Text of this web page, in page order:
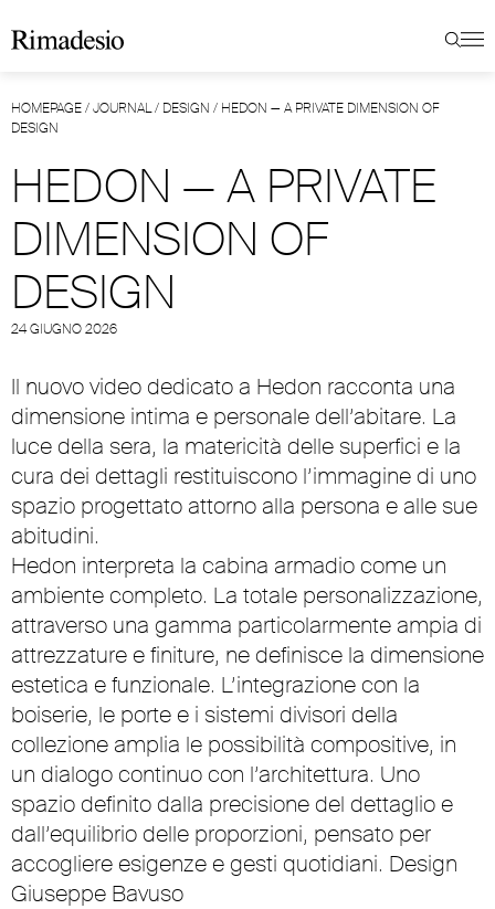
HOMEPAGE/JOURNAL/ DESIGN / HEDON — A PRIVATE DIMENSION OF
DESIGN
HEDON — A PRIVATE
DIMENSION OF
DESIGN
24 GIUGNO 2026
Il nuovo video dedicato a Hedon racconta una
dimensione intima e personale dell’abitare. La
luce della sera, la matericità delle superfici e la
cura dei dettagli restituiscono l’immagine di uno
spazio progettato attorno alla persona e alle sue
abitudini.
Hedon interpreta la cabina armadio come un
ambiente completo. La totale personalizzazione,
attraverso una gamma particolarmente ampia di
attrezzature e finiture, ne definisce la dimensione
estetica e funzionale. L’integrazione con la
boiserie, le porte e i sistemi divisori della
collezione amplia le possibilità compositive, in
un dialogo continuo con l’architettura. Uno
spazio definito dalla precisione del dettaglio e
dall’equilibrio delle proporzioni, pensato per
accogliere esigenze e gesti quotidiani. Design
Giuseppe Bavuso